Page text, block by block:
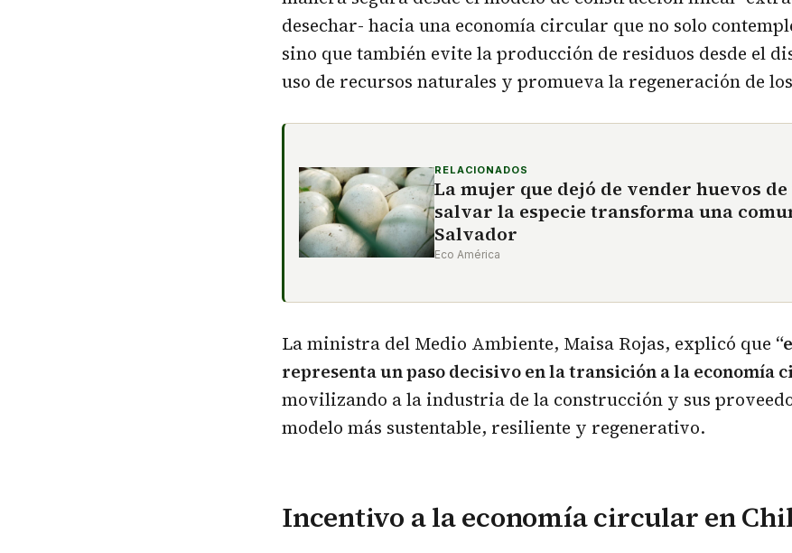
desechar- hacia una economía circular que no solo
sino que también evite la producción de residuos desde el
uso de recursos naturales y promueva la regeneración de
RELACIONADOS
La mujer que dejó de vender huevos
salvar la especie transforma una
Salvador
Eco América
La ministra del Medio Ambiente, Maisa Rojas, explicó que
representa un paso decisivo en la transición a la economía
movilizando a la industria de la construcción y sus
modelo más sustentable, resiliente y regenerativo.
Incentivo a la economía circular en